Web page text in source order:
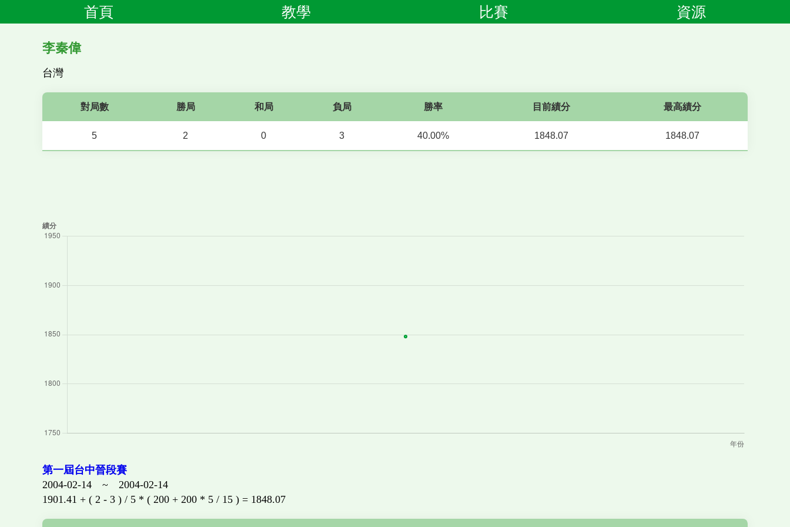
首頁 教學 比賽 資源
李秦偉
台灣
對局數 勝局 和局 負局 勝率 目前績分 最高績分
5 2 0 3 40.00% 1848.07 1848.07
第一屆台中晉段賽
2004-02-14 ~ 2004-02-14
1901.41 + ( 2 - 3 ) / 5 * ( 200 + 200 * 5 / 15 ) = 1848.07